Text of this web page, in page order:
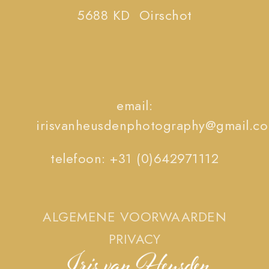
5688 KD Oirschot
email:
telefoon: +31 (0)642971112
ALGEMENE VOORWAARDEN
PRIVACY